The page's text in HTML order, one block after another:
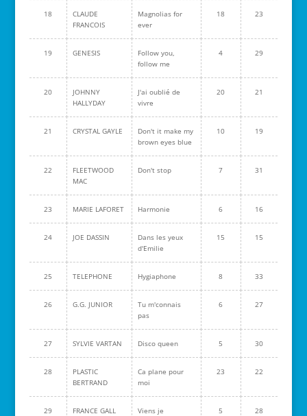
18
CLAUDE
FRANCOIS
Magnolias for
ever
18 23
19 GENESIS
Follow you,
follow me
4 29
20
JOHNNY
HALLYDAY
J'ai oublié de
vivre
20 21
21 CRYSTAL GAYLE
Don't it make my
brown eyes blue
10 19
22
FLEETWOOD
MAC
Don't stop 7 31
23 MARIE LAFORET Harmonie 6 16
24 JOE DASSIN
Dans les yeux
d'Emilie
15 15
25 TELEPHONE Hygiaphone 8 33
26 G.G. JUNIOR
Tu m'connais
pas
6 27
27 SYLVIE VARTAN Disco queen 5 30
28
PLASTIC
BERTRAND
Ca plane pour
moi
23 22
29 FRANCE GALL
Viens je
5 28